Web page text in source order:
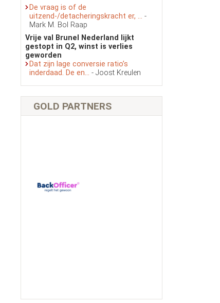
De vraag is of de
uitzend-/detacheringskracht er, ... -
Mark M. Bol Raap
Vrije val Brunel Nederland lijkt
gestopt in Q2, winst is verlies
geworden
Dat zijn lage conversie ratio’s
inderdaad. De en... - Joost Kreulen
GOLD PARTNERS